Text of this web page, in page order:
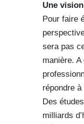
Une
Pour faire
sera pas
manière.
répondre
Des
milliards